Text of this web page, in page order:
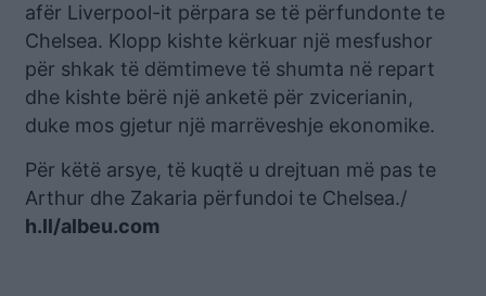
afër Liverpool-it përpara se të përfundonte te
Chelsea. Klopp kishte kërkuar një mesfushor
për shkak të dëmtimeve të shumta në repart
dhe kishte bërë një anketë për zvicerianin,
duke mos gjetur një marrëveshje ekonomike.
Për këtë arsye, të kuqtë u drejtuan më pas te
Arthur dhe Zakaria përfundoi te Chelsea./
h.ll/albeu.com